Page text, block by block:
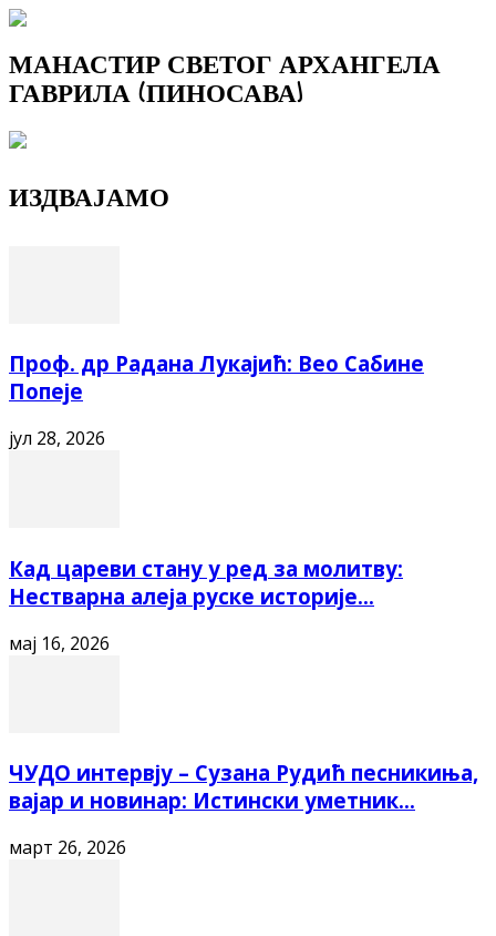
МАНАСТИР СВЕТОГ АРХАНГЕЛА
ГАВРИЛА (ПИНОСАВА)
ИЗДВАЈАМО
Проф. др Радана Лукајић: Вео Сабине
Попеје
јул 28, 2026
Кад цареви стану у ред за молитву:
Нестварна алеја руске историје...
мај 16, 2026
ЧУДО интервју – Сузана Рудић песникиња,
вајар и новинар: Истински уметник...
март 26, 2026